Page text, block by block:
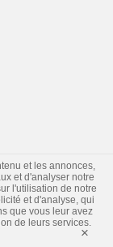
et les annonces,
et d'analyser notre
l'utilisation de notre
et d'analyse, qui
que vous leur avez
de leurs services.
×